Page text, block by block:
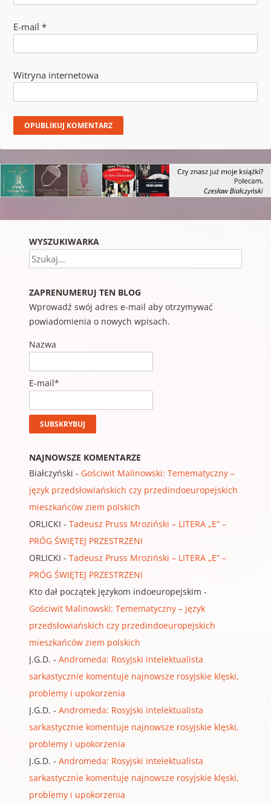
E-mail *
Witryna internetowa
WYSZUKIWARKA
Szukaj
ZAPRENUMERUJ TEN BLOG
Wprowadź swój adres e-mail aby otrzymywać
powiadomienia o nowych wpisach.
Nazwa
E-mail*
NAJNOWSZE KOMENTARZE
Białczyński - Gościwit Malinowski: Temematyczny –
język przedsłowiańskich czy przedindoeuropejskich
mieszkańców ziem polskich
ORLICKI - Tadeusz Pruss Mroziński – LITERA „E” –
PRÓG ŚWIĘTEJ PRZESTRZENI
ORLICKI - Tadeusz Pruss Mroziński – LITERA „E” –
PRÓG ŚWIĘTEJ PRZESTRZENI
Kto dał początek językom indoeuropejskim -
Gościwit Malinowski: Temematyczny – język
przedsłowiańskich czy przedindoeuropejskich
mieszkańców ziem polskich
J.G.D. - Andromeda: Rosyjski intelektualista
sarkastycznie komentuje najnowsze rosyjskie klęski,
problemy i upokorzenia
J.G.D. - Andromeda: Rosyjski intelektualista
sarkastycznie komentuje najnowsze rosyjskie klęski,
problemy i upokorzenia
J.G.D. - Andromeda: Rosyjski intelektualista
sarkastycznie komentuje najnowsze rosyjskie klęski,
problemy i upokorzenia